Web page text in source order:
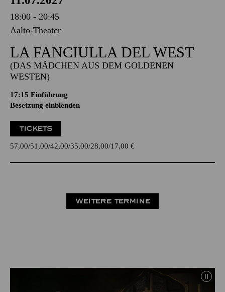
18:00 - 20:45
Aalto-Theater
LA FANCIULLA DEL WEST
(DAS MÄDCHEN AUS DEM GOLDENEN
WESTEN)
17:15 Einführung
Besetzung einblenden
TICKETS
57,00 51,00 42,00 35,00 28,00 17,00 €
WEITERE TERMINE